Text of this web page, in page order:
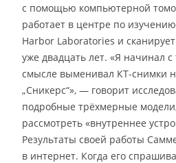
с помощью компьютерной
работает в центре по
Harbor Laboratories и
уже двадцать лет. «Я начинал
смысле выменивал КТ-снимки
„Сникерс“», — говорит
подробные трёхмерные
рассмотреть «внутреннее
Результаты своей работы
в интернет. Когда его